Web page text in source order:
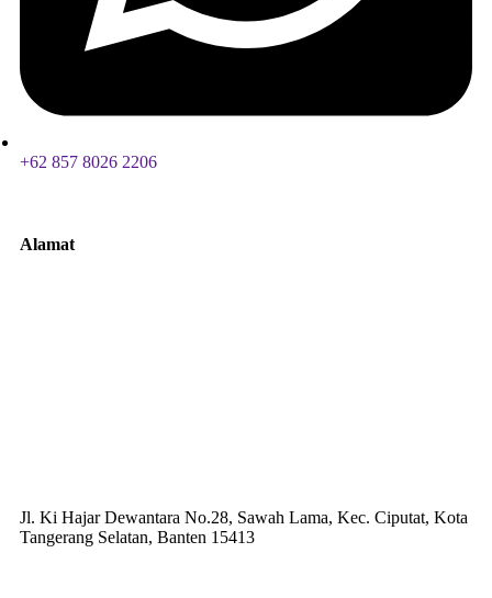
+62 857 8026 2206
Alamat
Jl. Ki Hajar Dewantara No.28, Sawah Lama, Kec. Ciputat, Kota
Tangerang Selatan, Banten 15413